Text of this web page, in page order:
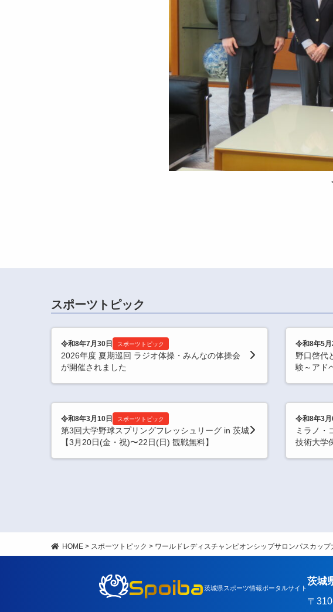
スポーツトピック
令和8年7月30日 スポーツトピック
2026年度 夏期巡回 ラジオ体操・みんなの体操会
が開催されました
令和8年5月
野口啓代
験～アド
令和8年3月10日 スポーツトピック
第3回大学野球スプリングフレッシュリーグ in 茨城
【3月20日(金・祝)〜22日(日) 観戦無料】
令和8年3月
ミラノ・
技術大学
HOME > スポーツトピック > ワールドレディスチャンピオンシップサロンパスカッ
Spoiba茨城県スポーツ情報ポータルサイト
茨城
〒